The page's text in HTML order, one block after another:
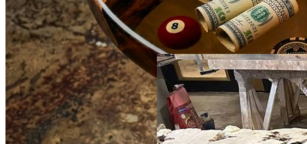
полимера
Со смолой